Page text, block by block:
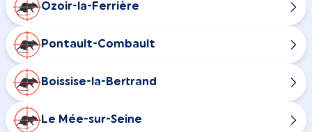
Ozoir-la-Ferrière
Pontault-Combault
Boissise-la-Bertrand
Le Mée-sur-Seine